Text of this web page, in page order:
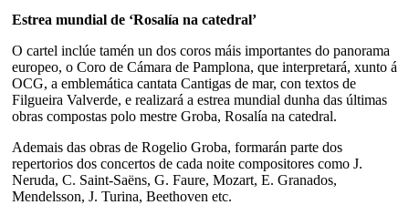
Estrea mundial de ‘Rosalía na catedral’
O cartel inclúe tamén un dos coros máis importantes do panorama
europeo, o Coro de Cámara de Pamplona, que interpretará, xunto á
OCG, a emblemática cantata Cantigas de mar, con textos de
Filgueira Valverde, e realizará a estrea mundial dunha das últimas
obras compostas polo mestre Groba, Rosalía na catedral.
Ademais das obras de Rogelio Groba, formarán parte dos
repertorios dos concertos de cada noite compositores como J.
Neruda, C. Saint-Saëns, G. Faure, Mozart, E. Granados,
Mendelsson, J. Turina, Beethoven etc.